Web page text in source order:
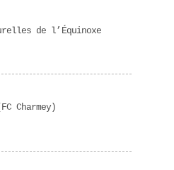
de l’Équinoxe
Charmey)